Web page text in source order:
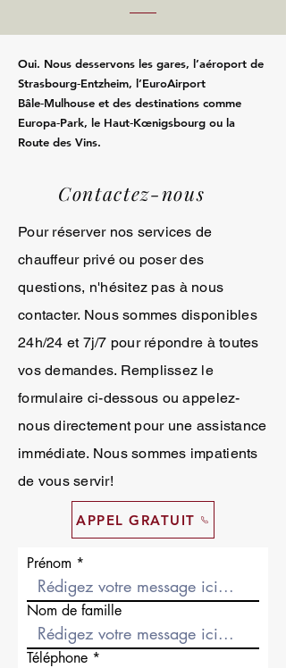
Oui. Nous desservons les gares, l’aéroport de
Strasbourg‑Entzheim, l’EuroAirport
Bâle‑Mulhouse et des destinations comme
Europa‑Park, le Haut‑Kœnigsbourg ou la
Route des Vins.
Contactez-nous
Pour réserver nos services de
chauffeur privé ou poser des
questions, n'hésitez pas à nous
contacter. Nous sommes disponibles
24h/24 et 7j/7 pour répondre à toutes
vos demandes. Remplissez le
formulaire ci-dessous ou appelez-
nous directement pour une assistance
immédiate. Nous sommes impatients
de vous servir!
APPEL GRATUIT
Prénom
Nom de famille
Téléphone